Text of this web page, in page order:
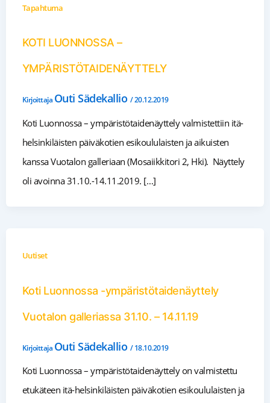
Tapahtuma
KOTI LUONNOSSA –
YMPÄRISTÖTAIDENÄYTTELY
Kirjoittaja Outi Sädekallio /20.12.2019
Koti Luonnossa – ympäristötaidenäyttely valmistettiin itä-
helsinkiläisten päiväkotien esikoululaisten ja aikuisten
kanssa Vuotalon galleriaan (Mosaiikkitori 2, Hki). Näyttely
oli avoinna 31.10.-14.11.2019. […]
Uutiset
Koti Luonnossa -ympäristötaidenäyttely
Vuotalon galleriassa 31.10. – 14.11.19
Kirjoittaja Outi Sädekallio /18.10.2019
Koti Luonnossa – ympäristötaidenäyttely on valmistettu
etukäteen itä-helsinkiläisten päiväkotien esikoululaisten ja